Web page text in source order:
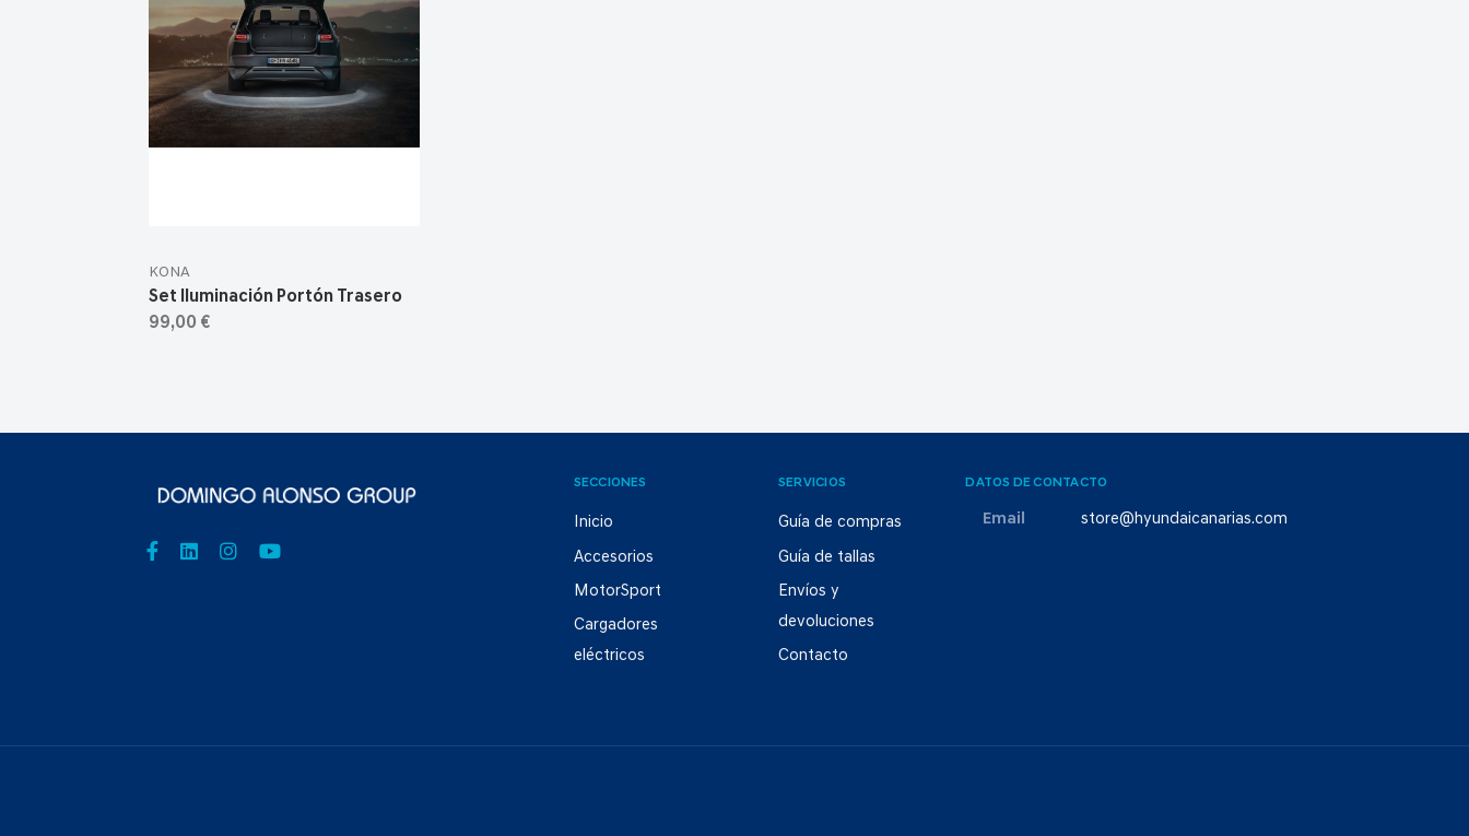
KONA
Set Iluminación Portón Trasero
99,00 €
SECCIONES
Inicio
Accesorios
MotorSport
Cargadores
eléctricos
SERVICIOS
Guía de compras
Guía de tallas
Envíos y
devoluciones
Contacto
DATOS DE CONTACTO
Email store@hyundaicanarias.com